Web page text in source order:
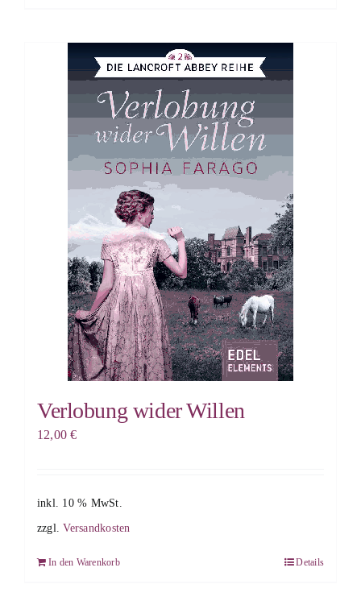
Verlobung wider Willen
12,00€
inkl. 10 % MwSt.
zzgl.Versandkosten
In den Warenkorb Details